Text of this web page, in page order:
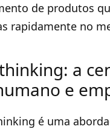
de produtos
rapidamente no
a
e
é uma